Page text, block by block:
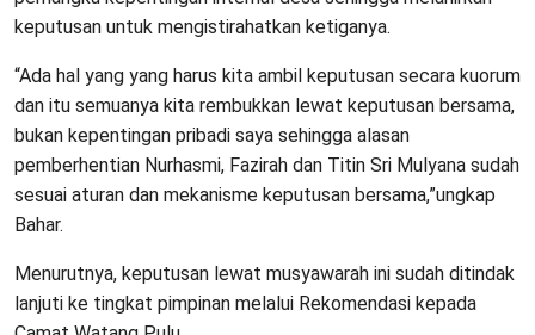
keputusan untuk mengistirahatkan ketiganya.
“Ada hal yang yang harus kita ambil keputusan secara kuorum
dan itu semuanya kita rembukkan lewat keputusan bersama,
bukan kepentingan pribadi saya sehingga alasan
pemberhentian Nurhasmi, Fazirah dan Titin Sri Mulyana sudah
sesuai aturan dan mekanisme keputusan bersama,”ungkap
Bahar.
Menurutnya, keputusan lewat musyawarah ini sudah ditindak
lanjuti ke tingkat pimpinan melalui Rekomendasi kepada